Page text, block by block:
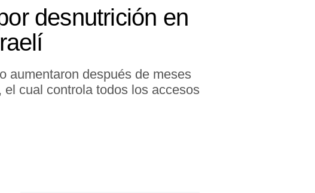
desnutrición en
aumentaron después de meses
cual controla todos los accesos